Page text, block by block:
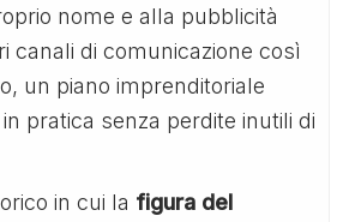
nome e alla pubblicità
canali di comunicazione così
un piano imprenditoriale
pratica senza perdite inutili di
in cui la figura del